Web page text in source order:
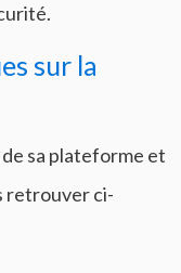
sur la
sa plateforme et
retrouver ci-